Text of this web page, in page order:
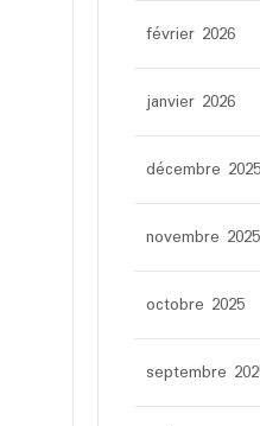
février 2026
janvier 2026
décembre 2025
novembre 2025
octobre 2025
septembre